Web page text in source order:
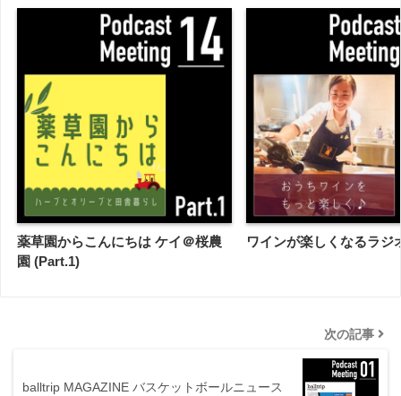
薬草園からこんにちは ケイ＠桜農
園 (Part.1)
ワインが楽しくなるラジ
次の記事
balltrip MAGAZINE バスケットボールニュース